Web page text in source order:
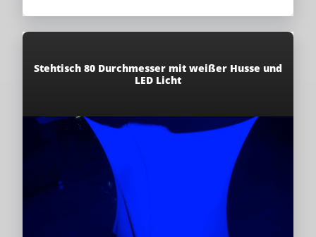
Stehtisch 80 Durchmesser​ mit weißer Husse und
LED Licht